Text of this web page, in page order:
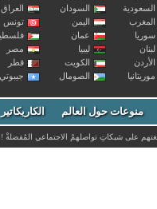
السودان
العراق
اليمن
تونس
عمان
فلسطين
ليبيا
مصر
الكويت
قطر
الصومال جيبوتي
منوعات حول العالم الكاريكاتير
على شبكاتِ تواصلهمْ الاجتماعي المُفضلةْ !